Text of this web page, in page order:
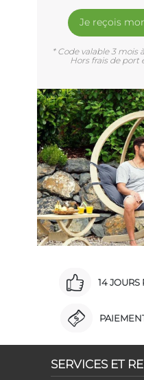
Je reçois
* Code valable 3 mois
Hors frais de port
14 JOURS
SERVICES ET